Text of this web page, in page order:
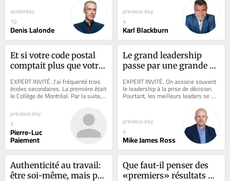
yesterday
10
Denis Lalonde
previous day
4
Karl Blackburn
Et si votre code postal
comptait plus que votre
EXPERT INVITÉ. J’ai fréquenté trois
écoles secondaires. La première était
le Collège de Montréal. Par la suite,
pour retrouver des amis,...
previous day
3
Pierre-Luc
Paiement
Le grand leadership
passe par une grande
écoute: voici comment
exceller
EXPERT INVITÉ. On associe souvent
le leadership à la prise de décision.
Pourtant, les meilleurs leaders se
distinguent d’abord par leur
previous day
4
Mike James Ross
Authenticité au travail:
être soi-même, mais pas
Que faut-il penser des
«premiers» résultats de